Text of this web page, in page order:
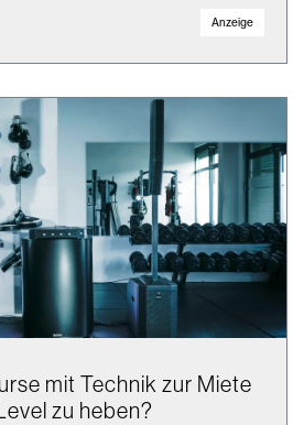
Anzeige
mit Technik zur Miete
zu heben?